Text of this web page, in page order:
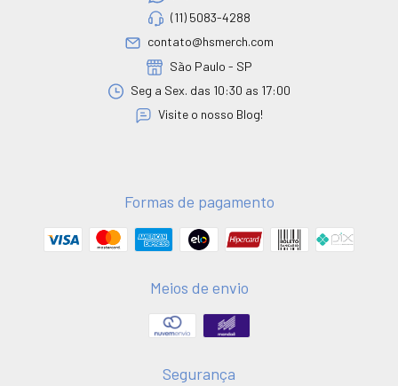
(11) 5083-4288
contato@hsmerch.com
São Paulo - SP
Seg a Sex. das 10:30 as 17:00
Visite o nosso Blog!
Formas de pagamento
Meios de envio
Segurança